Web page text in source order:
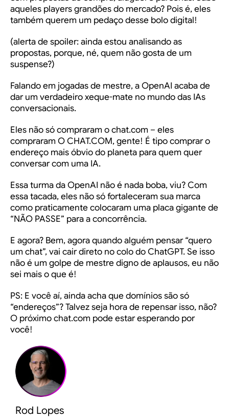
aqueles players grandões do mercado? Pois é, eles
também querem um pedaço desse bolo digital!
(alerta de spoiler: ainda estou analisando as
propostas, porque, né, quem não gosta de um
suspense?)
Falando em jogadas de mestre, a OpenAI acaba de
dar um verdadeiro xeque-mate no mundo das IAs
conversacionais.
Eles não só compraram o chat.com – eles
compraram O CHAT.COM, gente! É tipo comprar o
endereço mais óbvio do planeta para quem quer
conversar com uma IA.
Essa turma da OpenAI não é nada boba, viu? Com
essa tacada, eles não só fortaleceram sua marca
como praticamente colocaram uma placa gigante de
“NÃO PASSE” para a concorrência.
E agora? Bem, agora quando alguém pensar “quero
um chat”, vai cair direto no colo do ChatGPT. Se isso
não é um golpe de mestre digno de aplausos, eu não
sei mais o que é!
PS: E você aí, ainda acha que domínios são só
“endereços”? Talvez seja hora de repensar isso, não?
O próximo chat.com pode estar esperando por
você!
Rod Lopes